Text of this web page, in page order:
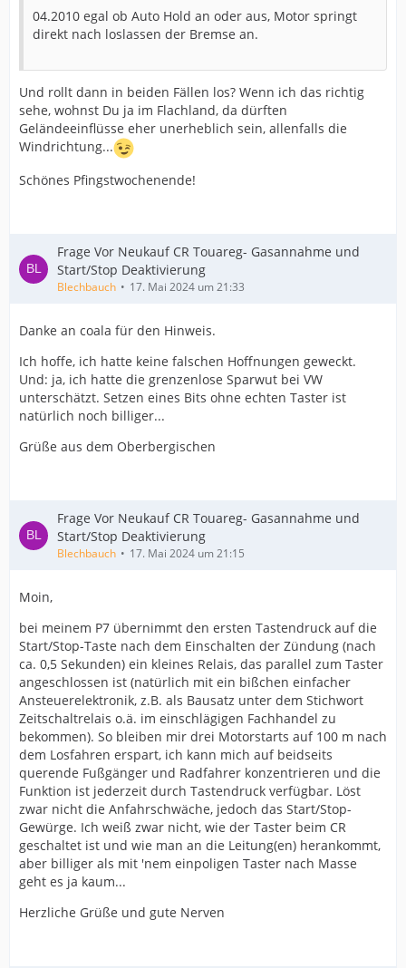
04.2010 egal ob Auto Hold an oder aus, Motor springt
direkt nach loslassen der Bremse an.
Und rollt dann in beiden Fällen los? Wenn ich das richtig
sehe, wohnst Du ja im Flachland, da dürften
Geländeeinflüsse eher unerheblich sein, allenfalls die
Windrichtung...
Schönes Pfingstwochenende!
Frage Vor Neukauf CR Touareg- Gasannahme und
Start/Stop Deaktivierung
Blechbauch 17. Mai 2024 um 21:33
Danke an coala für den Hinweis.
Ich hoffe, ich hatte keine falschen Hoffnungen geweckt.
Und: ja, ich hatte die grenzenlose Sparwut bei VW
unterschätzt. Setzen eines Bits ohne echten Taster ist
natürlich noch billiger...
Grüße aus dem Oberbergischen
Frage Vor Neukauf CR Touareg- Gasannahme und
Start/Stop Deaktivierung
Blechbauch 17. Mai 2024 um 21:15
Moin,
bei meinem P7 übernimmt den ersten Tastendruck auf die
Start/Stop-Taste nach dem Einschalten der Zündung (nach
ca. 0,5 Sekunden) ein kleines Relais, das parallel zum Taster
angeschlossen ist (natürlich mit ein bißchen einfacher
Ansteuerelektronik, z.B. als Bausatz unter dem Stichwort
Zeitschaltrelais o.ä. im einschlägigen Fachhandel zu
bekommen). So bleiben mir drei Motorstarts auf 100 m nach
dem Losfahren erspart, ich kann mich auf beidseits
querende Fußgänger und Radfahrer konzentrieren und die
Funktion ist jederzeit durch Tastendruck verfügbar. Löst
zwar nicht die Anfahrschwäche, jedoch das Start/Stop-
Gewürge. Ich weiß zwar nicht, wie der Taster beim CR
geschaltet ist und wie man an die Leitung(en) herankommt,
aber billiger als mit 'nem einpoligen Taster nach Masse
geht es ja kaum...
Herzliche Grüße und gute Nerven